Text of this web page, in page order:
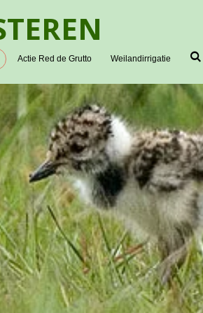
Actie Red de Grutto Weilandirrigatie